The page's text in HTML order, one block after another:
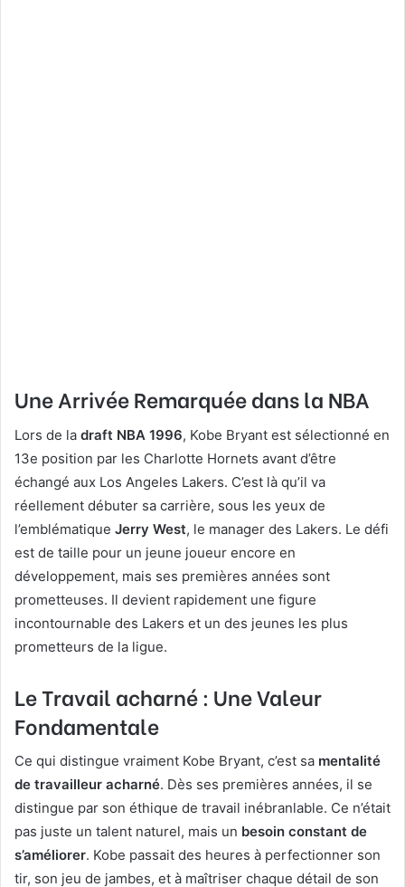
Une Arrivée Remarquée dans la NBA
Lors de la draft NBA 1996, Kobe Bryant est sélectionné en
13e position par les Charlotte Hornets avant d’être
échangé aux Los Angeles Lakers. C’est là qu’il va
réellement débuter sa carrière, sous les yeux de
l’emblématique Jerry West, le manager des Lakers. Le défi
est de taille pour un jeune joueur encore en
développement, mais ses premières années sont
prometteuses. Il devient rapidement une figure
incontournable des Lakers et un des jeunes les plus
prometteurs de la ligue.
Le Travail acharné : Une Valeur
Fondamentale
Ce qui distingue vraiment Kobe Bryant, c’est sa mentalité
de travailleur acharné. Dès ses premières années, il se
distingue par son éthique de travail inébranlable. Ce n’était
pas juste un talent naturel, mais un besoin constant de
s’améliorer. Kobe passait des heures à perfectionner son
tir, son jeu de jambes, et à maîtriser chaque détail de son